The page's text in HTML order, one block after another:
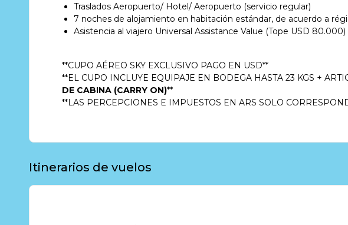
Traslados Aeropuerto/ Hotel/ Aeropuerto (servicio regular)
7 noches de alojamiento en habitación estándar, de acuerdo a
Asistencia al viajero Universal Assistance Value (Tope USD
**CUPO AÉREO SKY EXCLUSIVO PAGO EN USD**
**EL CUPO INCLUYE EQUIPAJE EN BODEGA HASTA 23 KGS +
DE CABINA (CARRY ON)**
**LAS PERCEPCIONES E IMPUESTOS EN ARS SOLO
Itinerarios de vuelos